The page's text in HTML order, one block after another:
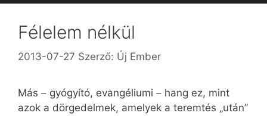
Félelem nélkül
2013-07-27 Szerző: Új Ember
Más – gyógyító, evangéliumi – hang ez, mint
azok a dörgedelmek, amelyek a teremtés „után”